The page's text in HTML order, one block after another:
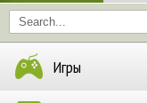
Игры